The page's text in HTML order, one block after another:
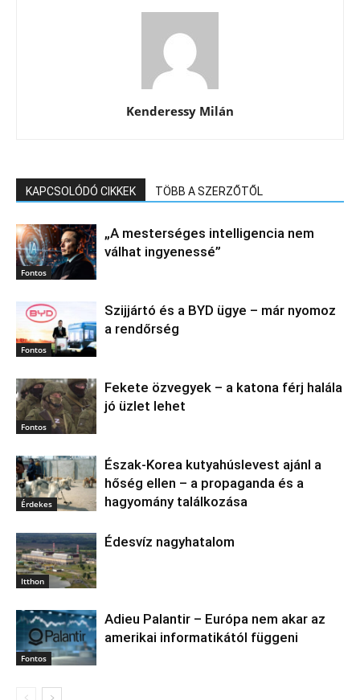
Kenderessy Milán
KAPCSOLÓDÓ CIKKEK TÖBB A SZERZŐTŐL
Fontos
„A mesterséges intelligencia nem
válhat ingyenessé”
Fontos
Szijjártó és a BYD ügye – már nyomoz
a rendőrség
Fontos
Fekete özvegyek – a katona férj halála
jó üzlet lehet
Érdekes
Észak‑Korea kutyahúslevest ajánl a
hőség ellen – a propaganda és a
hagyomány találkozása
Itthon
Édesvíz nagyhatalom
Fontos
Adieu Palantir – Európa nem akar az
amerikai informatikától függeni